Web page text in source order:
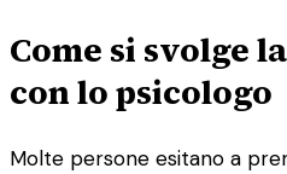
Come si svolge
con lo psicologo
Molte persone esitano a